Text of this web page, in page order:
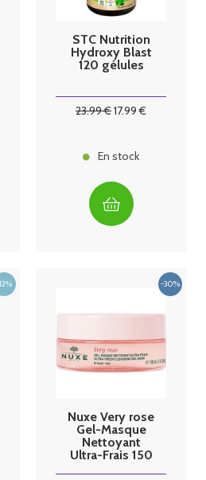
STC Nutrition
Hydroxy Blast
120 gélules
23.99€17.99 €
En stock
Nuxe Very rose
Gel-Masque
Nettoyant
Ultra-Frais 150